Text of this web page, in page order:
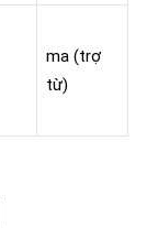
ma (trợ
từ)